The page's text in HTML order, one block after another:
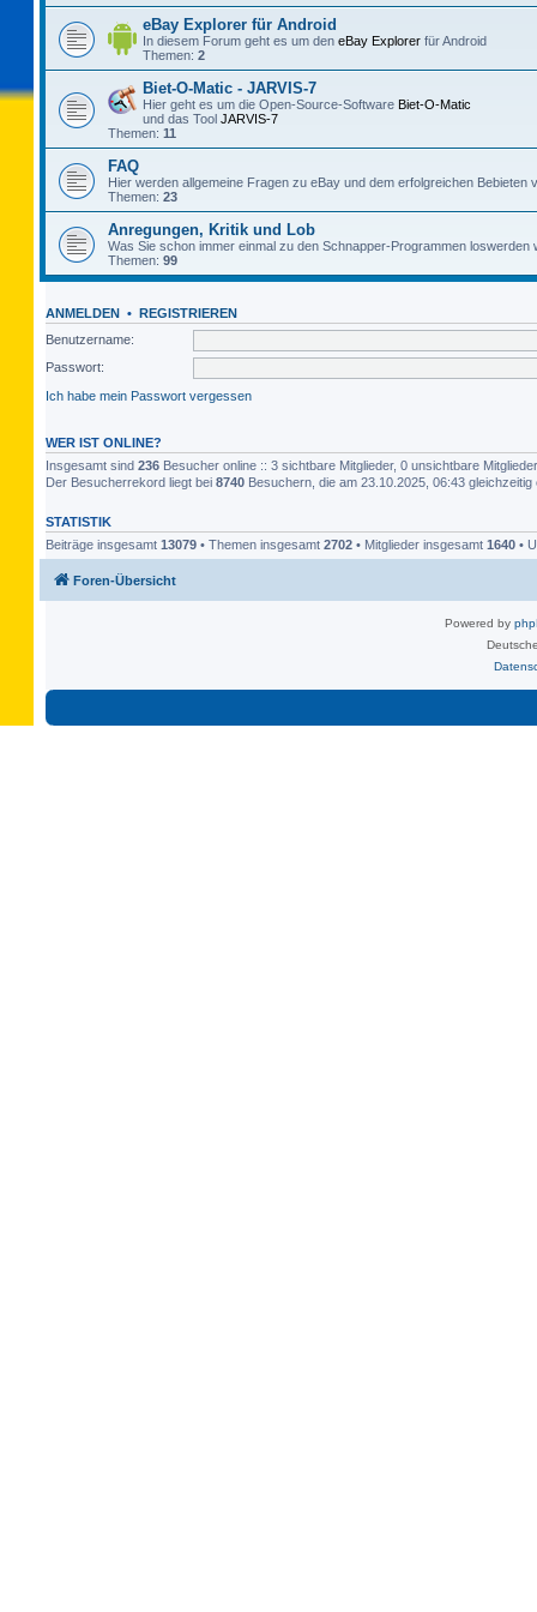
eBay Explorer für Android
In diesem Forum geht es um den eBay Explorer für Android
Themen: 2
Biet-O-Matic - JARVIS-7
Hier geht es um die Open-Source-Software Biet-O-Matic
und das Tool JARVIS-7
Themen: 11
FAQ
Hier werden allgemeine Fragen zu eBay und dem erfolgreichen Bebieten
Themen: 23
Anregungen, Kritik und Lob
Was Sie schon immer einmal zu den Schnapper-Programmen loswerden
Themen: 99
ANMELDEN • REGISTRIEREN
Benutzername:
Passwort:
Ich habe mein Passwort vergessen
WER IST ONLINE?
Insgesamt sind 236 Besucher online :: 3 sichtbare Mitglieder, 0 unsichtbare
Der Besucherrekord liegt bei 8740 Besuchern, die am 23.10.2025, 06:43 gleichzeitig
STATISTIK
Beiträge insgesamt 13079 • Themen insgesamt 2702 • Mitglieder insgesamt 1640 •
Foren-Übersicht
Powered by